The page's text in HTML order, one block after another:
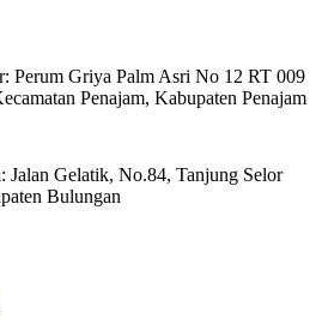
Perum Griya Palm Asri No 12 RT 009
Penajam, Kabupaten Penajam
Jalan Gelatik, No.84, Tanjung Selor
Bulungan